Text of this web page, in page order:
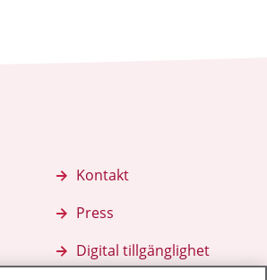
Kontakt
Press
Digital tillgänglighet